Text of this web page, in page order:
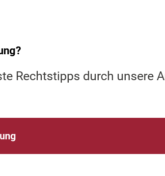
Rechtstipps durch unsere